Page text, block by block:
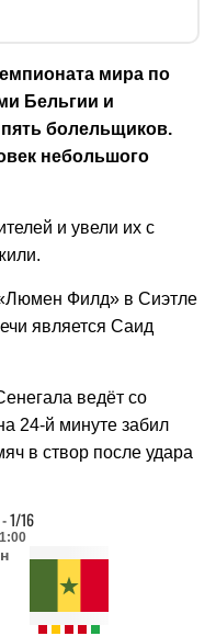
мира по
Бельгии и
болельщиков.
небольшого
и увели их с
Филд» в Сиэтле
является Саид
ведёт со
24-й минуте забил
в створ после удара
-1/16
1:00